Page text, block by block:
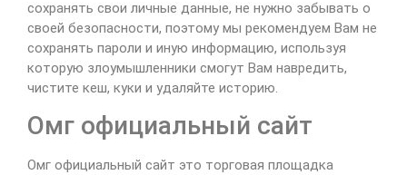
сохранять свои личные данные, не нужно забывать о
своей безопасности, поэтому мы рекомендуем Вам не
сохранять пароли и иную информацию, используя
которую злоумышленники смогут Вам навредить,
чистите кеш, куки и удаляйте историю.
Омг официальный сайт
Омг официальный сайт это торговая площадка